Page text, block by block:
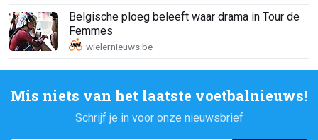
Belgische ploeg beleeft waar drama in Tour de
Femmes
Mis niets van het laatste voetbalnieuws!
Schrijf je in voor onze nieuwsbrief